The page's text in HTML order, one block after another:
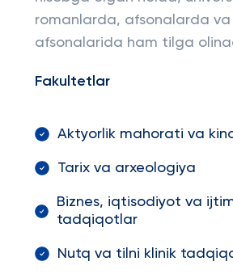
romanlarda, afsonalarda va
afsonalarida ham tilga
Fakultetlar
Aktyorlik mahorati va
Tarix va arxeologiya
Biznes, iqtisodiyot va
tadqiqotlar
Nutq va tilni klinik